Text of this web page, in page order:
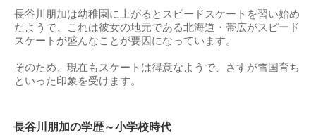
長谷川朋加は幼稚園に上がるとスピードスケートを習い始め
たようで、これは彼女の地元である北海道・帯広がスピード
スケートが盛んなことが要因になっています。
そのため、現在もスケートは得意なようで、さすが雪国育ち
といった印象を受けます。
長谷川朋加の学歴～小学校時代